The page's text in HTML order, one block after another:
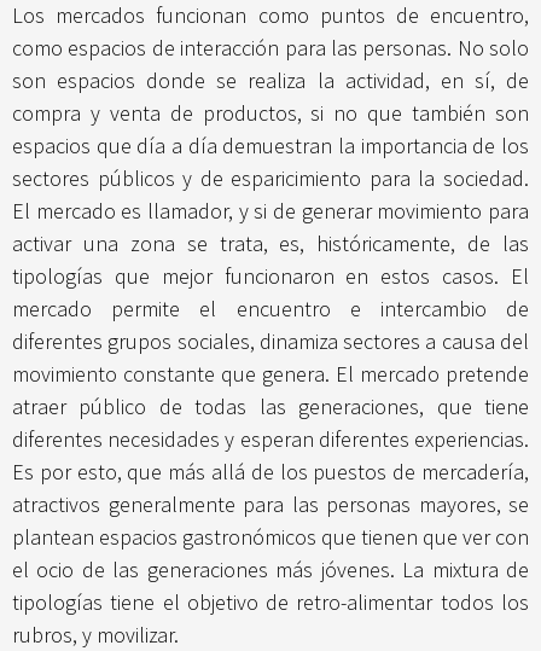
Los mercados funcionan como puntos de encuentro,
como espacios de interacción para las personas. No solo
son espacios donde se realiza la actividad, en sí, de
compra y venta de productos, si no que también son
espacios que día a día demuestran la importancia de los
sectores públicos y de esparicimiento para la sociedad.
El mercado es llamador, y si de generar movimiento para
activar una zona se trata, es, históricamente, de las
tipologías que mejor funcionaron en estos casos. El
mercado permite el encuentro e intercambio de
diferentes grupos sociales, dinamiza sectores a causa del
movimiento constante que genera. El mercado pretende
atraer público de todas las generaciones, que tiene
diferentes necesidades y esperan diferentes experiencias.
Es por esto, que más allá de los puestos de mercadería,
atractivos generalmente para las personas mayores, se
plantean espacios gastronómicos que tienen que ver con
el ocio de las generaciones más jóvenes. La mixtura de
tipologías tiene el objetivo de retro-alimentar todos los
rubros, y movilizar.